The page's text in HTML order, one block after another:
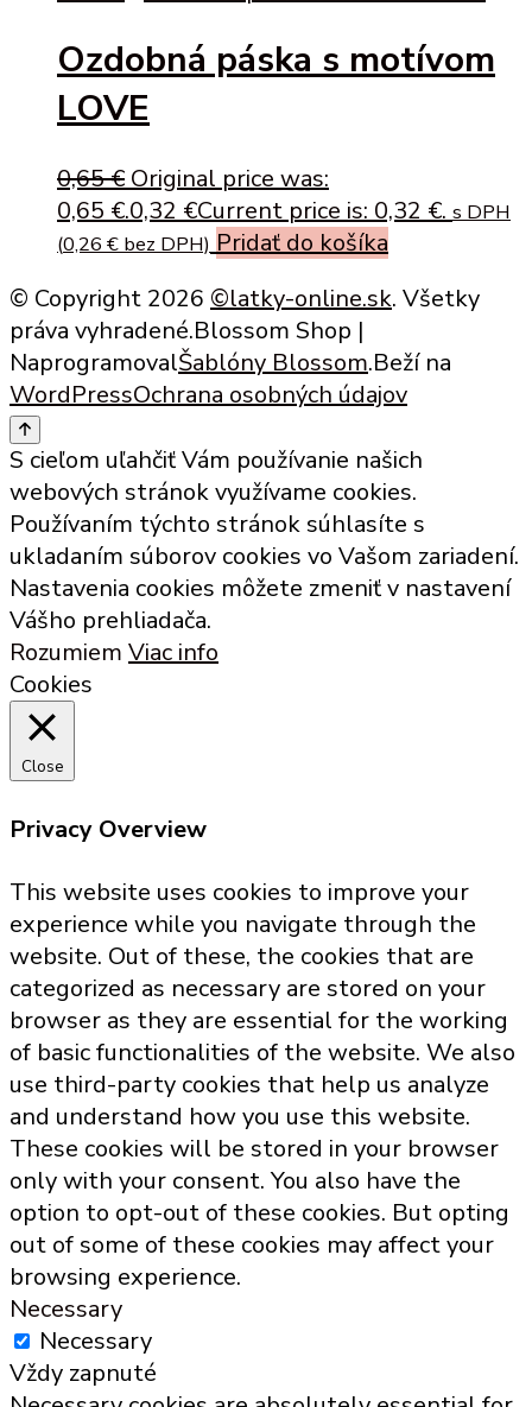
Ozdobná páska s motívom
LOVE
0,65€ Original price was:
0,65 €.0,32 €Current price is: 0,32 €. s DPH
(0,26 € bez DPH) Pridať do košíka
© Copyright 2026 ©latky-online.sk. Všetky
práva vyhradené.Blossom Shop |
NaprogramovalŠablóny Blossom.Beží na
WordPressOchrana osobných údajov
S cieľom uľahčiť Vám používanie našich
webových stránok využívame cookies.
Používaním týchto stránok súhlasíte s
ukladaním súborov cookies vo Vašom zariadení.
Nastavenia cookies môžete zmeniť v nastavení
Vášho prehliadača.
Rozumiem Viac info
Cookies
Close
Privacy Overview
This website uses cookies to improve your
experience while you navigate through the
website. Out of these, the cookies that are
categorized as necessary are stored on your
browser as they are essential for the working
of basic functionalities of the website. We also
use third-party cookies that help us analyze
and understand how you use this website.
These cookies will be stored in your browser
only with your consent. You also have the
option to opt-out of these cookies. But opting
out of some of these cookies may affect your
browsing experience.
Necessary
Necessary
Vždy zapnuté